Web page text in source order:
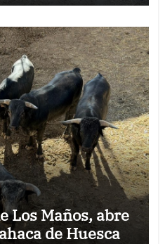
Los Maños, abre
de Huesca